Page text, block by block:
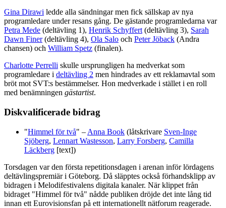
Gina Dirawi ledde alla sändningar men fick sällskap av nya
programledare under resans gång. De gästande programledarna var
Petra Mede (deltävling 1), Henrik Schyffert (deltävling 3), Sarah
Dawn Finer(deltävling 4), Ola Salo och Peter Jöback (Andra
chansen) och William Spetz (finalen).
Charlotte Perrelli skulle ursprungligen ha medverkat som
programledare i deltävling 2 men hindrades av ett reklamavtal som
bröt mot SVT:s bestämmelser. Hon medverkade i stället i en roll
med benämningen gästartist.
Diskvalificerade bidrag
"Himmel för två" – Anna Book (låtskrivare Sven-Inge
Sjöberg, Lennart Wastesson, Larry Forsberg, Camilla
Läckberg [text])
Torsdagen var den första repetitionsdagen i arenan inför lördagens
deltävlingspremiär i Göteborg. Då släpptes också förhandsklipp av
bidragen i Melodifestivalens digitala kanaler. När klippet från
bidraget "Himmel för två" nådde publiken dröjde det inte lång tid
innan ett Eurovisionsfan på ett internationellt nätforum reagerade.